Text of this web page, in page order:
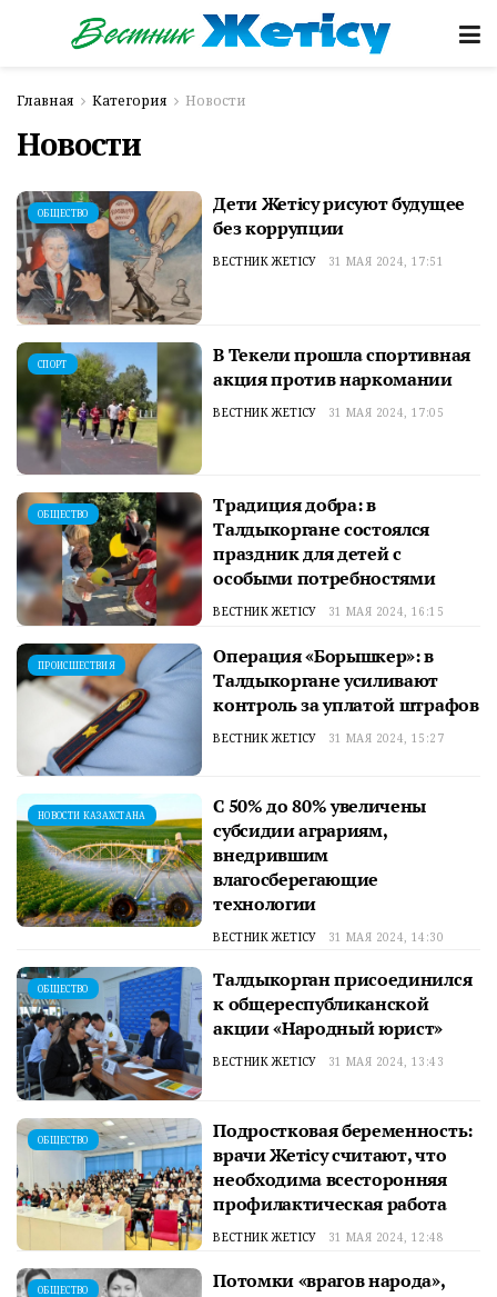
Главная Категория Новости
Новости
ОБЩЕСТВО
Дети Жетісу рисуют будущее
без коррупции
ВЕСТНИК ЖЕТІСУ 31 МАЯ 2024, 17:51
СПОРТ
В Текели прошла спортивная
акция против наркомании
ВЕСТНИК ЖЕТІСУ 31 МАЯ 2024, 17:05
ОБЩЕСТВО
Традиция добра: в
Талдыкоргане состоялся
праздник для детей с
особыми потребностями
ВЕСТНИК ЖЕТІСУ 31 МАЯ 2024, 16:15
ПРОИСШЕСТВИЯ
Операция «Борышкер»: в
Талдыкоргане усиливают
контроль за уплатой штрафов
ВЕСТНИК ЖЕТІСУ 31 МАЯ 2024, 15:27
НОВОСТИ КАЗАХСТАНА
С 50% до 80% увеличены
субсидии аграриям,
внедрившим
влагосберегающие
технологии
ВЕСТНИК ЖЕТІСУ 31 МАЯ 2024, 14:30
ОБЩЕСТВО
Талдыкорган присоединился
к общереспубликанской
акции «Народный юрист»
ВЕСТНИК ЖЕТІСУ 31 МАЯ 2024, 13:43
ОБЩЕСТВО
Подростковая беременность:
врачи Жетісу считают, что
необходима всесторонняя
профилактическая работа
ВЕСТНИК ЖЕТІСУ 31 МАЯ 2024, 12:48
ОБЩЕСТВО
Потомки «врагов народа»,